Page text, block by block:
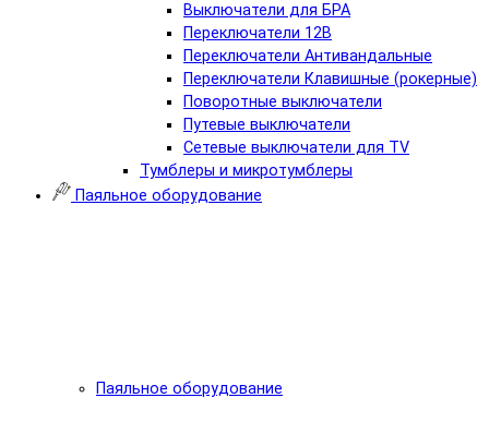
Выключатели для БРА
Переключатели 12В
Переключатели Антивандальные
Переключатели Клавишные (рокерные)
Поворотные выключатели
Путевые выключатели
Сетевые выключатели для TV
Тумблеры и микротумблеры
Паяльное оборудование
Паяльное оборудование